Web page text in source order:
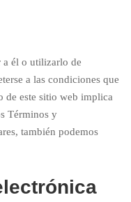
a él o utilizarlo de
a las condiciones que
de este sitio web implica
Términos y
también podemos